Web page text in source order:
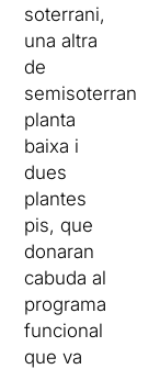
soterrani,
una altra
de
semisoterrani,
planta
baixa i
dues
plantes
pis, que
donaran
cabuda al
programa
funcional
que va